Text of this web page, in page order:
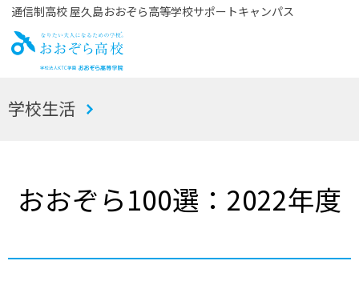
通信制高校 屋久島おおぞら高等学校サポートキャンパス
お
学校生活
おおぞら100選：2022年度